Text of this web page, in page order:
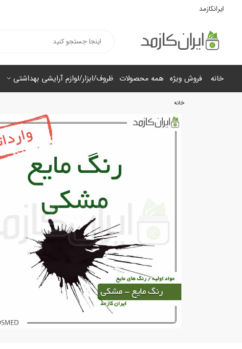
ایرانکازمد
خانه فروش ویژه همه محصولات ظروف/ابزار/لوازم آرایشی بهداشتی
خانه